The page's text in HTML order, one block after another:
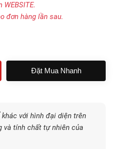
đơn hàng lần sau.
Đặt Mua Nhanh
với hình đại diện trên
và tính chất tự nhiên của